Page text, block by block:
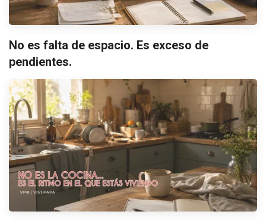
No es falta de espacio. Es exceso de
pendientes.